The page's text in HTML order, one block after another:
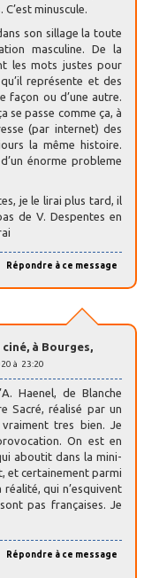
minuscule.
son sillage la toute
masculine. De la
les mots justes pour
représente et des
façon ou d’une autre.
se passe comme ça, à
(par internet) des
la même histoire.
énorme probleme
je le lirai plus tard, il
de V. Despentes en
Répondre à ce message
à Bourges,
à 23:20
Haenel, de Blanche
Sacré, réalisé par un
tres bien. Je
On est en
aboutit dans la mini-
et certainement parmi
réalité, qui n’esquivent
pas françaises. Je
Répondre à ce message